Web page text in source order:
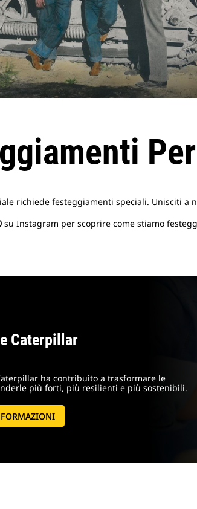
richiede festeggiamenti speciali. Unisciti a
su Instagram per scoprire come stiamo
Caterpillar
ha contribuito a trasformare le
più forti, più resilienti e più sostenibili.